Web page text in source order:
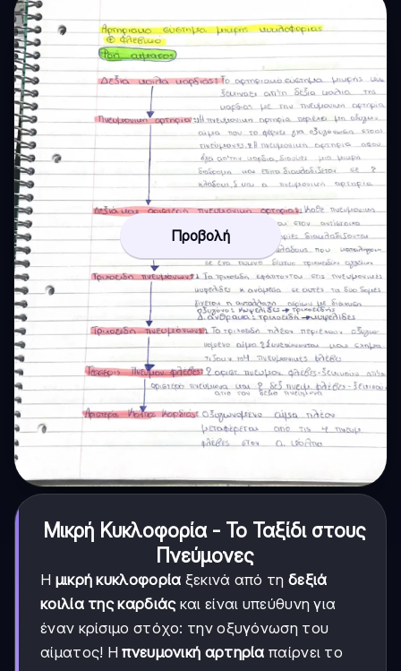
Προβολή
Μικρή Κυκλοφορία - Το Ταξίδι στους
Πνεύμονες
Η μικρή κυκλοφορία ξεκινά από τη δεξιά
κοιλία της καρδιάςκαι είναι υπεύθυνη για
έναν κρίσιμο στόχο: την οξυγόνωση του
αίματος! Ηπνευμονική αρτηρία παίρνει το